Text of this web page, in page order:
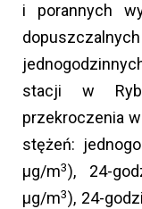
i porannych
stacji w
przekroczenia
stężeń:
µg/m3), 24-
µg/m3), 24-